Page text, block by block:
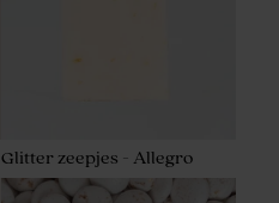
Hip naamlabel in game
Glitter zeepjes - Allegro